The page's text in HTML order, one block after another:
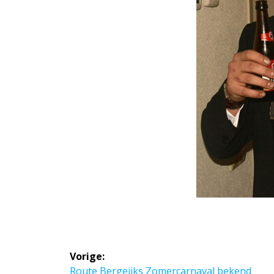
Bericht
Vorige:
Vorig
Route Bergeijks Zomercarnaval bekend